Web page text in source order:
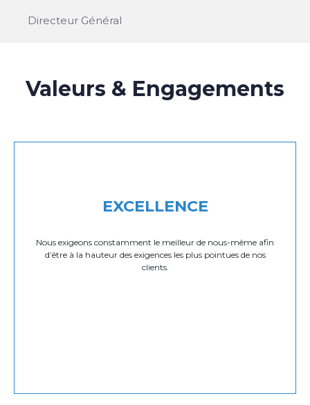
Directeur Général
Valeurs & Engagements
EXCELLENCE
Nous exigeons constamment le meilleur de nous-même afin
d’être à la hauteur des exigences les plus pointues de nos
clients.